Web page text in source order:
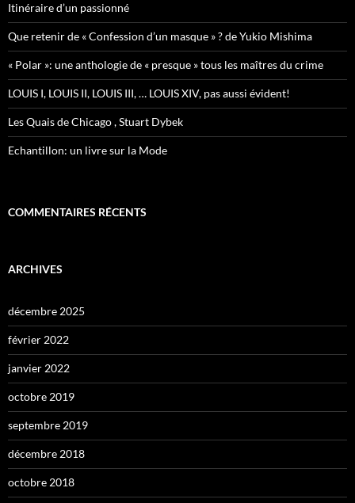
Itinéraire d’un passionné
Que retenir de « Confession d’un masque » ? de Yukio Mishima
« Polar »: une anthologie de « presque » tous les maîtres du crime
LOUIS I, LOUIS II, LOUIS III, … LOUIS XIV, pas aussi évident!
Les Quais de Chicago , Stuart Dybek
Echantillon: un livre sur la Mode
COMMENTAIRES RÉCENTS
ARCHIVES
décembre 2025
février 2022
janvier 2022
octobre 2019
septembre 2019
décembre 2018
octobre 2018